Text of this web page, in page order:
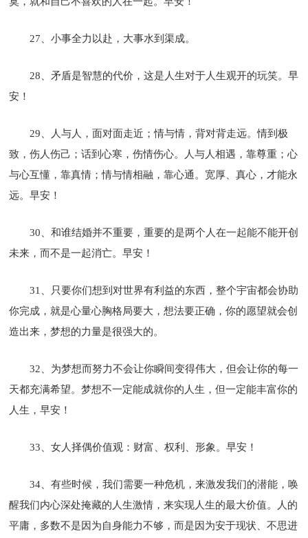
27、小事全力以赴，大事水到渠成。
28、矛盾是智慧的代价，这是人生对于人生观开的玩笑。早
安！
29、人与人，面对面走近；情与情，背对背走远。情到极
致，伤人伤己；话到心寒，伤情伤心。人与人相遇，靠尊重；心
与心互懂，靠真情；情与情相融，靠心通。宽厚、真心，才能永
远。早安！
30、和谁结婚并不重要，重要的是两个人在一起能不能开创
未来，而不是一起消亡。早安！
31、只要你们想到对世界有利益的东西，整个宇宙都会协助
你完成，就是心量心胸格局要大，想法要正确，你的愿望就会创
造出来，梦想的力量是很强大的。
32、为梦想而努力不会让你瞬间变得伟大，但会让你的每一
天都充满希望。梦想不一定能成就你的人生，但一定能丰富你的
人生，早安！
33、女人择偶价值观：财富、权利、形象。早安！
34、有些时候，我们需要一种危机，来激发我们的潜能，唤
醒我们内心深处掩藏的人生激情，来实现人生的最大价值。人的
平庸，多数不是因为自身能力不够，而是因为安于现状、不思进